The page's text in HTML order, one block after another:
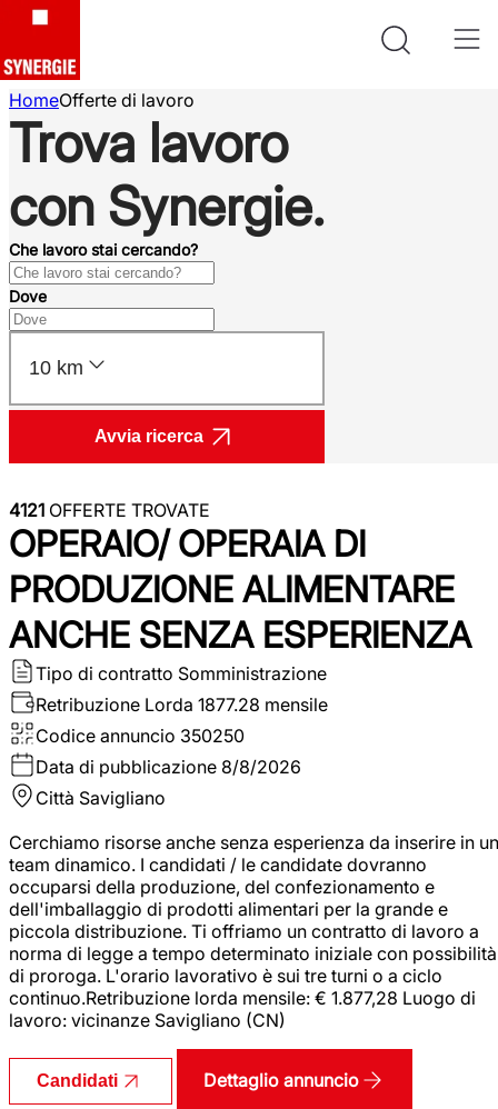
HomeOfferte di lavoro
Trova lavoro
con Synergie.
Che lavoro stai cercando?
Dove
10 km
Avvia ricerca
4121 OFFERTE TROVATE
OPERAIO/ OPERAIA DI
PRODUZIONE ALIMENTARE
ANCHE SENZA ESPERIENZA
Tipo di contratto Somministrazione
Retribuzione Lorda 1877.28 mensile
Codice annuncio 350250
Data di pubblicazione 8/8/2026
Città Savigliano
Cerchiamo risorse anche senza esperienza da inserire in un
team dinamico. I candidati / le candidate dovranno
occuparsi della produzione, del confezionamento e
dell'imballaggio di prodotti alimentari per la grande e
piccola distribuzione. Ti offriamo un contratto di lavoro a
norma di legge a tempo determinato iniziale con possibilità
di proroga. L'orario lavorativo è sui tre turni o a ciclo
continuo.Retribuzione lorda mensile: € 1.877,28 Luogo di
lavoro: vicinanze Savigliano (CN)
Candidati Dettaglio annuncio